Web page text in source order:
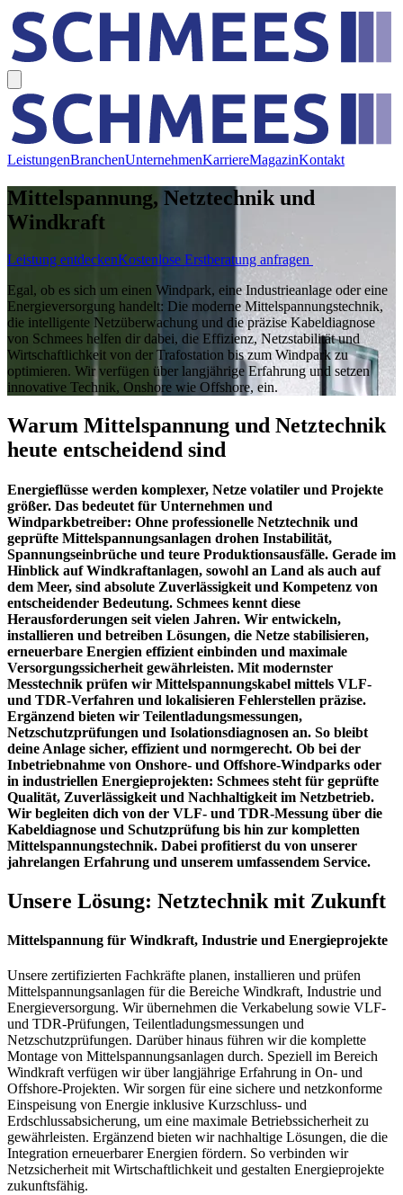
LeistungenBranchenUnternehmenKarriereMagazinKontakt
Mittelspannung, Netztechnik und
Windkraft
Leistung entdeckenKostenlose Erstberatung anfragen
Egal, ob es sich um einen Windpark, eine Industrieanlage oder eine
Energieversorgung handelt: Die moderne Mittelspannungstechnik,
die intelligente Netzüberwachung und die präzise Kabeldiagnose
von Schmees helfen dir dabei, die Effizienz, Netzstabilität und
Wirtschaftlichkeit von der Trafostation bis zum Windpark zu
optimieren. Wir verfügen über langjährige Erfahrung und setzen
innovative Technik, Onshore wie Offshore, ein.
Warum Mittelspannung und Netztechnik
heute entscheidend sind
Energieflüsse werden komplexer, Netze volatiler und Projekte
größer. Das bedeutet für Unternehmen und
Windparkbetreiber: Ohne professionelle Netztechnik und
geprüfte Mittelspannungsanlagen drohen Instabilität,
Spannungseinbrüche und teure Produktionsausfälle. Gerade im
Hinblick auf Windkraftanlagen, sowohl an Land als auch auf
dem Meer, sind absolute Zuverlässigkeit und Kompetenz von
entscheidender Bedeutung. Schmees kennt diese
Herausforderungen seit vielen Jahren. Wir entwickeln,
installieren und betreiben Lösungen, die Netze stabilisieren,
erneuerbare Energien effizient einbinden und maximale
Versorgungssicherheit gewährleisten. Mit modernster
Messtechnik prüfen wir Mittelspannungskabel mittels VLF-
und TDR-Verfahren und lokalisieren Fehlerstellen präzise.
Ergänzend bieten wir Teilentladungsmessungen,
Netzschutzprüfungen und Isolationsdiagnosen an. So bleibt
deine Anlage sicher, effizient und normgerecht. Ob bei der
Inbetriebnahme von Onshore- und Offshore-Windparks oder
in industriellen Energieprojekten: Schmees steht für geprüfte
Qualität, Zuverlässigkeit und Nachhaltigkeit im Netzbetrieb.
Wir begleiten dich von der VLF- und TDR-Messung über die
Kabeldiagnose und Schutzprüfung bis hin zur kompletten
Mittelspannungstechnik. Dabei profitierst du von unserer
jahrelangen Erfahrung und unserem umfassendem Service.
Unsere Lösung: Netztechnik mit Zukunft
Mittelspannung für Windkraft, Industrie und Energieprojekte
Unsere zertifizierten Fachkräfte planen, installieren und prüfen
Mittelspannungsanlagen für die Bereiche Windkraft, Industrie und
Energieversorgung. Wir übernehmen die Verkabelung sowie VLF-
und TDR-Prüfungen, Teilentladungsmessungen und
Netzschutzprüfungen. Darüber hinaus führen wir die komplette
Montage von Mittelspannungsanlagen durch. Speziell im Bereich
Windkraft verfügen wir über langjährige Erfahrung in On- und
Offshore-Projekten. Wir sorgen für eine sichere und netzkonforme
Einspeisung von Energie inklusive Kurzschluss- und
Erdschlussabsicherung, um eine maximale Betriebssicherheit zu
gewährleisten. Ergänzend bieten wir nachhaltige Lösungen, die die
Integration erneuerbarer Energien fördern. So verbinden wir
Netzsicherheit mit Wirtschaftlichkeit und gestalten Energieprojekte
zukunftsfähig.